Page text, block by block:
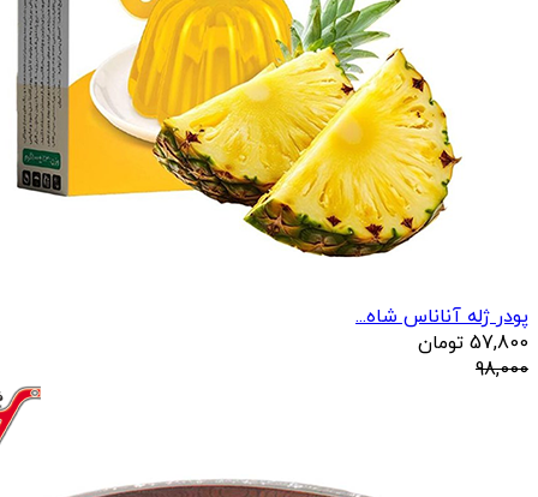
پودر ژله آناناس شاه...
57,800 تومان
98,000